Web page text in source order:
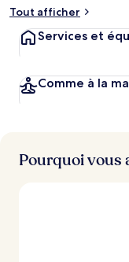
Tout afficher
Services et
Comme à la
Pourquoi vous